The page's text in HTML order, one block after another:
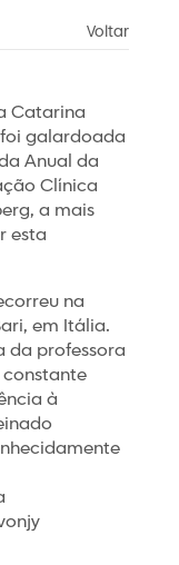
Voltar
Catarina
foi galardoada
Anual da
Clínica
a mais
esta
na
em Itália.
da professora
à